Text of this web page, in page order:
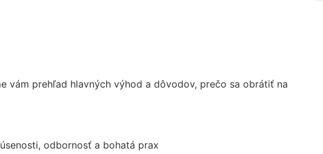
vám prehľad hlavných výhod a dôvodov, prečo sa obrátiť na
odbornosť a bohatá prax